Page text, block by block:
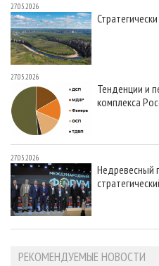
27.05.2026
27.05.2026
Тенденции и
комплекса
27.05.2026
Недревесный
РЕКОМЕНДУЕМЫЕ НОВОСТИ